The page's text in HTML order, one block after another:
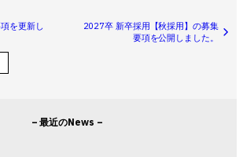
を更新し
2027卒 新卒採用【秋採用】の募集
要項を公開しました。
– 最近のNews –